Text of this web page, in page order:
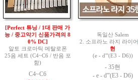
[Perfect 튜닝 / 1대 판매 가
능 / 중고악기 신품가격의 8
0% DC]
알토 크로마틱 메탈로폰
25음 세트 (C4~C6 / 반음 포
함)
C4~C6
독일산 Salem
2. 소프라노 라지 라이어
현
(e - d'''(E3 - D6))
- 35현
- e - d'''(E3 - D6)